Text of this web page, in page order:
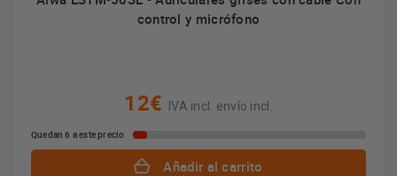
control y micrófono
12€ IVA incl. envío incl.
Quedan 6 a este precio
Añadir al carrito